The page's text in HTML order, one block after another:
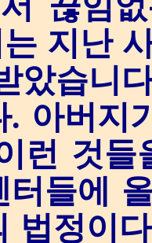
지난
았습니
. 아버지
런 것들
터들에
법정이